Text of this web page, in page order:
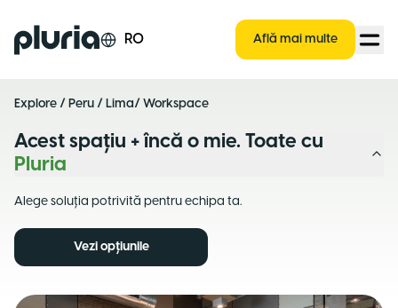
Logo Pluria RO Află mai multe
Explore / Peru / Lima/ Workspace
Acest spațiu + încă o mie. Toate cu
Pluria
Alege soluția potrivită pentru echipa ta.
Vezi opțiunile